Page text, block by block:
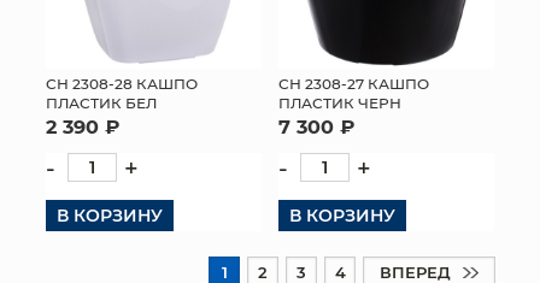
СН 2308-28 КАШПО
ПЛАСТИК БЕЛ
2 390 ₽
- +
В КОРЗИНУ
СН 2308-27 КАШПО
ПЛАСТИК ЧЕРН
7 300 ₽
- +
В КОРЗИНУ
1 2 3 4 ВПЕРЕД